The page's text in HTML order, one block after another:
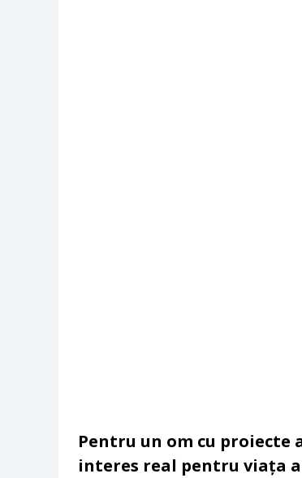
Pentru un om cu proiecte
interes real pentru viața